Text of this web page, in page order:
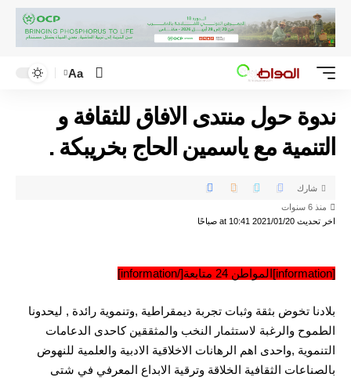
Aa
ندوة حول منتدى الافاق للثقافة و
التنمية مع ياسمين الحاج بخريبكة .
اخر تحديث 2021/01/20 at 10:41 صباحًا
منذ 6 سنوات
شارك
[information]المواطن 24 متابعة[/information]
بلادنا تخوض بثقة وثبات تجربة ديمقراطية ,وتنموية رائدة , ليحدونا
الطموح والرغبة لاستثمار النخب والمثققين كاحدى الدعامات
التنموية ,واحدى اهم الرهانات الاخلاقية الادبية والعلمية للنهوض
بالصناعات الثقافية الخلاقة وترقية الابداع المعرفي في شتى